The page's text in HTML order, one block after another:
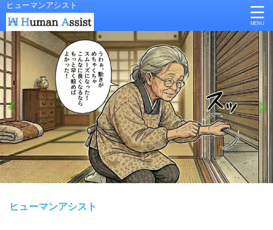
ヒューマンアシスト
ヒューマンアシスト